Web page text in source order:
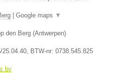
Google maps ▼
den Berg (Antwerpen)
25.04.40, BTW-nr: 0738.545.825
bv